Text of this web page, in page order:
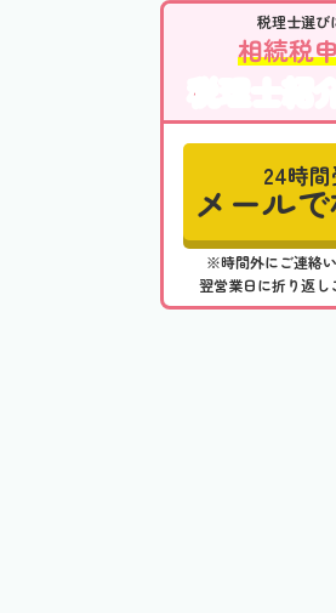
税理士選び
相続税
税理士紹
24時
メール
※時間外にご連絡い
翌営業日に折り返し